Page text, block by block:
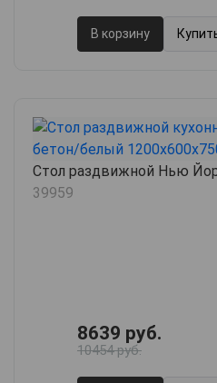
В корзину
Стол раздвижной Нью
39959
8639 руб.
10454 руб.